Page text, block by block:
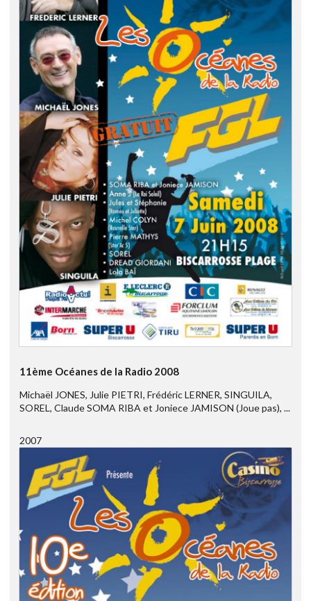
11ème Océanes de la Radio 2008
Michaël JONES, Julie PIETRI, Frédéric LERNER, SINGUILA,
SOREL, Claude SOMA RIBA et Joniece JAMISON (Joue pas), ...
2007